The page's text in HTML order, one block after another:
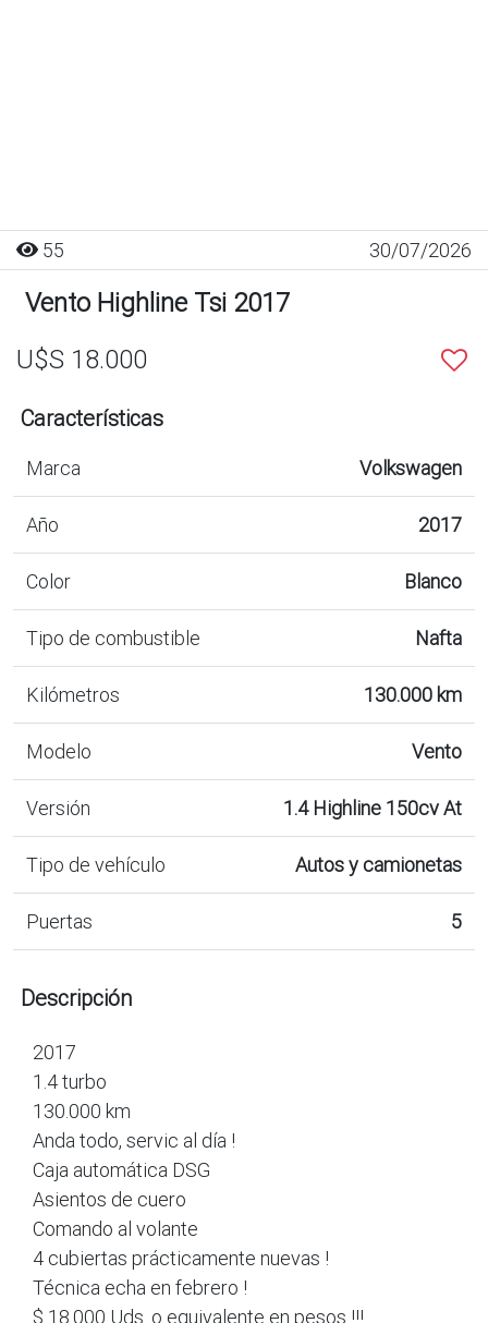
55 30/07/2026
Vento Highline Tsi 2017
U$S 18.000
Características
Marca Volkswagen
Año 2017
Color Blanco
Tipo de combustible Nafta
Kilómetros 130.000 km
Modelo Vento
Versión 1.4 Highline 150cv At
Tipo de vehículo Autos y camionetas
Puertas 5
Descripción
2017
1.4 turbo
130.000 km
Anda todo, servic al día !
Caja automática DSG
Asientos de cuero
Comando al volante
4 cubiertas prácticamente nuevas !
Técnica echa en febrero !
$ 18.000 Uds. o equivalente en pesos !!!